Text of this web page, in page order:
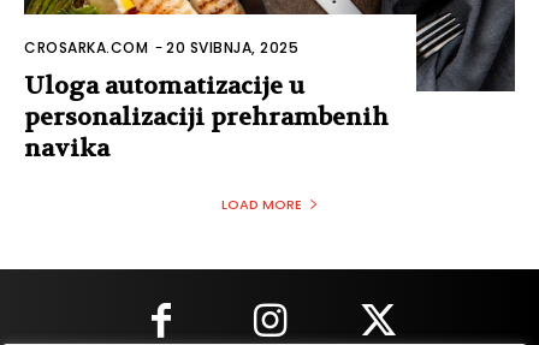
CROSARKA.COM -20 SVIBNJA, 2025
Uloga automatizacije u
personalizaciji prehrambenih
navika
LOAD MORE